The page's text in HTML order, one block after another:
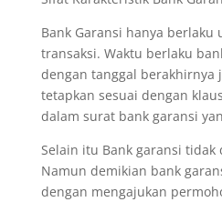
Bank Garansi hanya berlaku
transaksi. Waktu berlaku
dengan tanggal berakhirnya
tetapkan sesuai dengan
dalam surat bank garansi
Selain itu Bank garansi
Namun demikian bank
dengan mengajukan